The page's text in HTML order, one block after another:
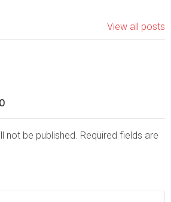
View all posts
not be published. Required fields are